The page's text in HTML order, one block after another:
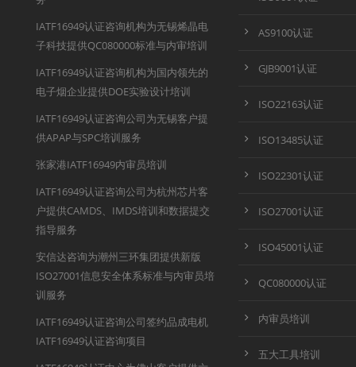
IATF16949认证咨询机构为无锡烯晶电
子科技提供QC080000标准与内审培训
IATF16949认证咨询机构为国内领先的
电子烟企业提供DOE实验设计培训
IATF16949认证咨询公司为无锡客户提
供APAP与SPC培训服务
张家港IATF16949内审员培训
IATF16949认证咨询公司为杭州芯片客
户提供CAMDS、IMDS培训和数据提交
指导服务
安信达咨询为潮州三环集团提供新版
ISO27001信息安全体系标准与内审员培
训服务
IATF16949认证咨询公司签约品成电机
IATF16949认证咨询项目
AS9100认证
GJB9001认证
ISO22163认证
ISO13485认证
ISO22301认证
ISO27001认证
ISO45001认证
QC080000认证
内审员培训
五大工具培训